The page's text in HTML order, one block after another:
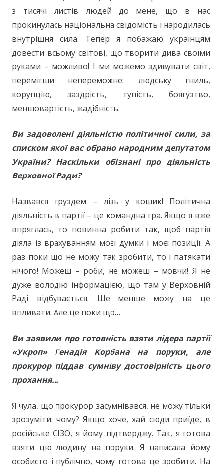
з тисячі листів людей до мене, що в нас
прокинулась національна свідомість і народилась
внутрішня сила. Тепер я побажаю українцям
довести всьому світові, що творити дива своїми
руками – можливо! І ми можемо здивувати світ,
перемігши непереможне: людську гниль,
корупцію, заздрість, тупість, боягузтво,
меншовартість, жадібність.
Ви задоволені діяльністю політичної сили, за
списком якої вас обрано народним депутатом
України? Наскільки обізнані про діяльність
Верховної Ради?
Назвався груздем – лізь у кошик! Політична
діяльність в партії – це командна гра. Якщо я вже
впряглась, то повинна робити так, щоб партія
діяла із врахуванням моєї думки і моєї позиції. А
раз поки що не можу так зробити, то і патякати
нічого! Можеш – роби, не можеш – мовчи! Я не
дуже володію інформацією, що там у Верховній
Раді відбувається. Ще менше можу на це
впливати. Але це поки що…
Ви заявили про готовність взяти лідера партії
«Укроп» Генадія Корбана на поруки, але
прокурор піддав сумніву достовірність цього
прохання…
Я чула, що прокурор засумнівався, не можу тільки
зрозуміти: чому? Якщо хоче, хай сюди приїде, в
російське СІЗО, я йому підтверджу. Так, я готова
взяти цю людину на поруки. Я написала йому
особисто і публічно, чому готова це зробити. На